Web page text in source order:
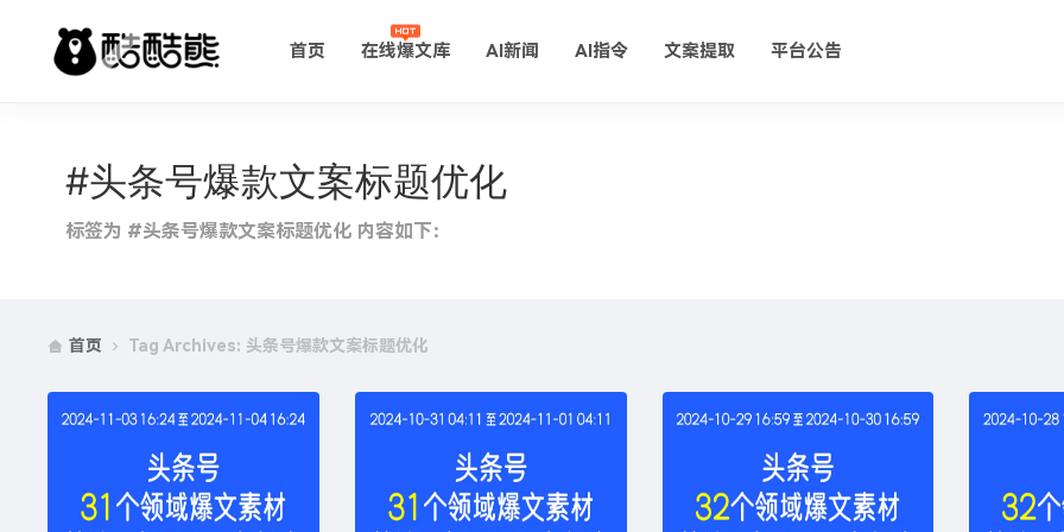
首页 在线爆文库 AI新闻 AI指令 文案提取 平台公告
#头条号爆款文案标题优化
标签为 #头条号爆款文案标题优化 内容如下：
首页 Tag Archives: 头条号爆款文案标题优化